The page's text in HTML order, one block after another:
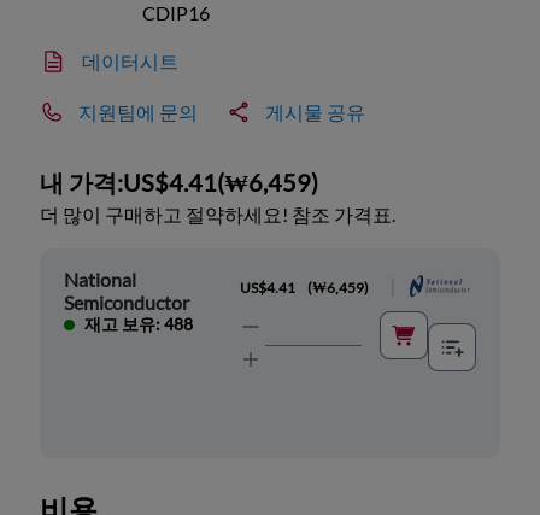
CDIP16
데이터시트
지원팀에 문의 게시물 공유
내 가격:US$4.41(₩6,459)
더 많이 구매하고 절약하세요! 참조 가격표.
National
Semiconductor
재고 보유: 488
US$4.41 (₩6,459)